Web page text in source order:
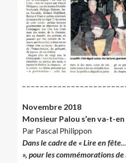
Novembre 2018
Monsieur Palou s’en va-t-
Par Pascal Philippon
Dans le cadre de « Lire en
», pour les commémorations